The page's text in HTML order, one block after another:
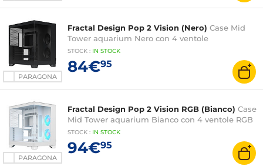
PARAGONA
Fractal Design Pop 2 Vision (Nero) Case Mid
Tower aquarium Nero con 4 ventole
STOCK : IN STOCK
84€95
PARAGONA
Fractal Design Pop 2 Vision RGB (Bianco) Case
Mid Tower aquarium Bianco con 4 ventole RGB
STOCK : IN STOCK
94€95